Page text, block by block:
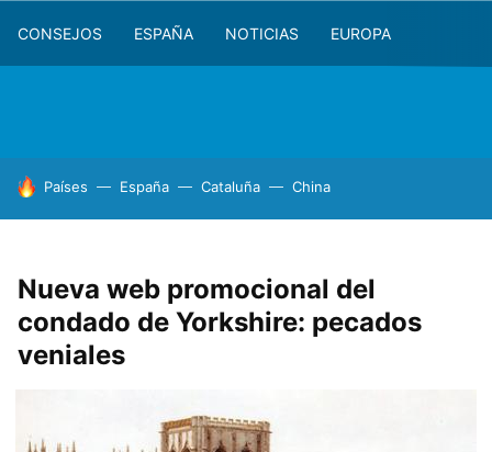
CONSEJOS ESPAÑA NOTICIAS EUROPA
HOY SE HABLA DE
Países España Cataluña China
Nueva web promocional del
condado de Yorkshire: pecados
veniales